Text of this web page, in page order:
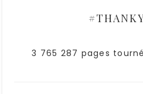
3 765 287 pages